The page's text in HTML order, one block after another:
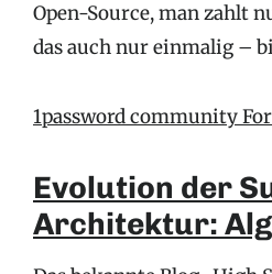
Open-Source, man zahlt
das auch nur einmalig –
1password community
Evolution der
Architektur: